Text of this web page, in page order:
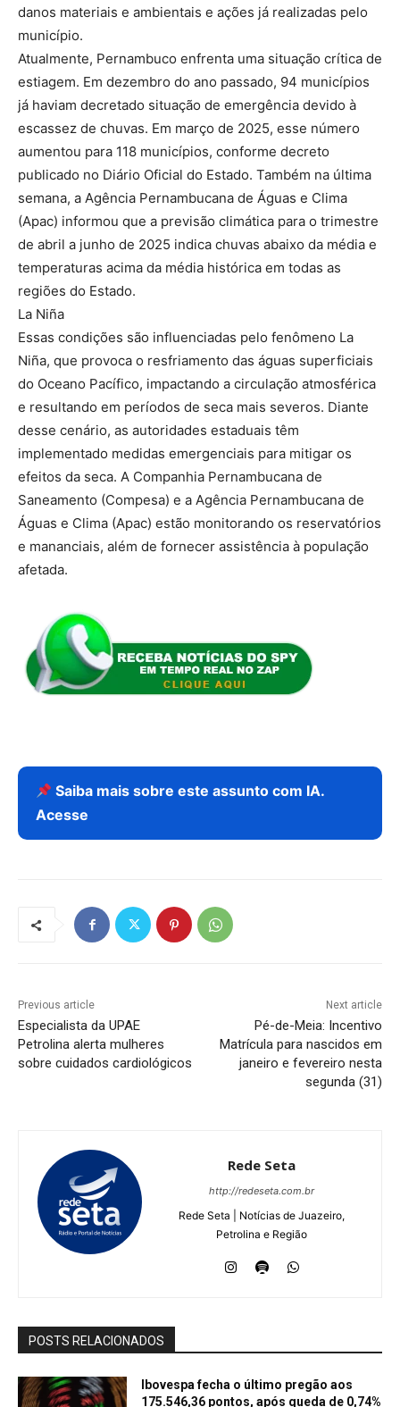
danos materiais e ambientais e ações já realizadas pelo
município.
Atualmente, Pernambuco enfrenta uma situação crítica de
estiagem. Em dezembro do ano passado, 94 municípios
já haviam decretado situação de emergência devido à
escassez de chuvas. Em março de 2025, esse número
aumentou para 118 municípios, conforme decreto
publicado no Diário Oficial do Estado. Também na última
semana, a Agência Pernambucana de Águas e Clima
(Apac) informou que a previsão climática para o trimestre
de abril a junho de 2025 indica chuvas abaixo da média e
temperaturas acima da média histórica em todas as
regiões do Estado.
La Niña
Essas condições são influenciadas pelo fenômeno La
Niña, que provoca o resfriamento das águas superficiais
do Oceano Pacífico, impactando a circulação atmosférica
e resultando em períodos de seca mais severos. Diante
desse cenário, as autoridades estaduais têm
implementado medidas emergenciais para mitigar os
efeitos da seca. A Companhia Pernambucana de
Saneamento (Compesa) e a Agência Pernambucana de
Águas e Clima (Apac) estão monitorando os reservatórios
e mananciais, além de fornecer assistência à população
afetada.
Saiba mais sobre este assunto com IA.
Acesse
Previous article
Especialista da UPAE
Petrolina alerta mulheres
sobre cuidados cardiológicos
Next article
Pé-de-Meia: Incentivo
Matrícula para nascidos em
janeiro e fevereiro nesta
segunda (31)
Rede Seta
http://redeseta.com.br
Rede Seta | Notícias de Juazeiro,
Petrolina e Região
POSTS RELACIONADOS
Ibovespa fecha o último pregão aos
175.546,36 pontos, após queda de 0,74%